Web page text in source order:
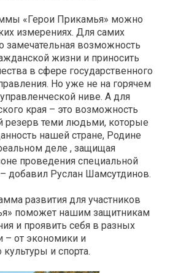
«Герои Прикамья» можно
измерениях. Для самих
замечательная возможность
жизни и приносить
в сфере государственного
Но уже не на горячем
ниве. А для
края – это возможность
резерв теми людьми, которые
нашей стране, Родине
деле , защищая
проведения специальной
добавил Руслан Шамсутдинов.
развития для участников
поможет нашим защитникам
и проявить себя в разных
– от экономики и
и спорта.